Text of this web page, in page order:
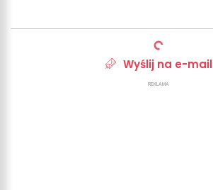
Wyślij na e-mail
REKLAMA